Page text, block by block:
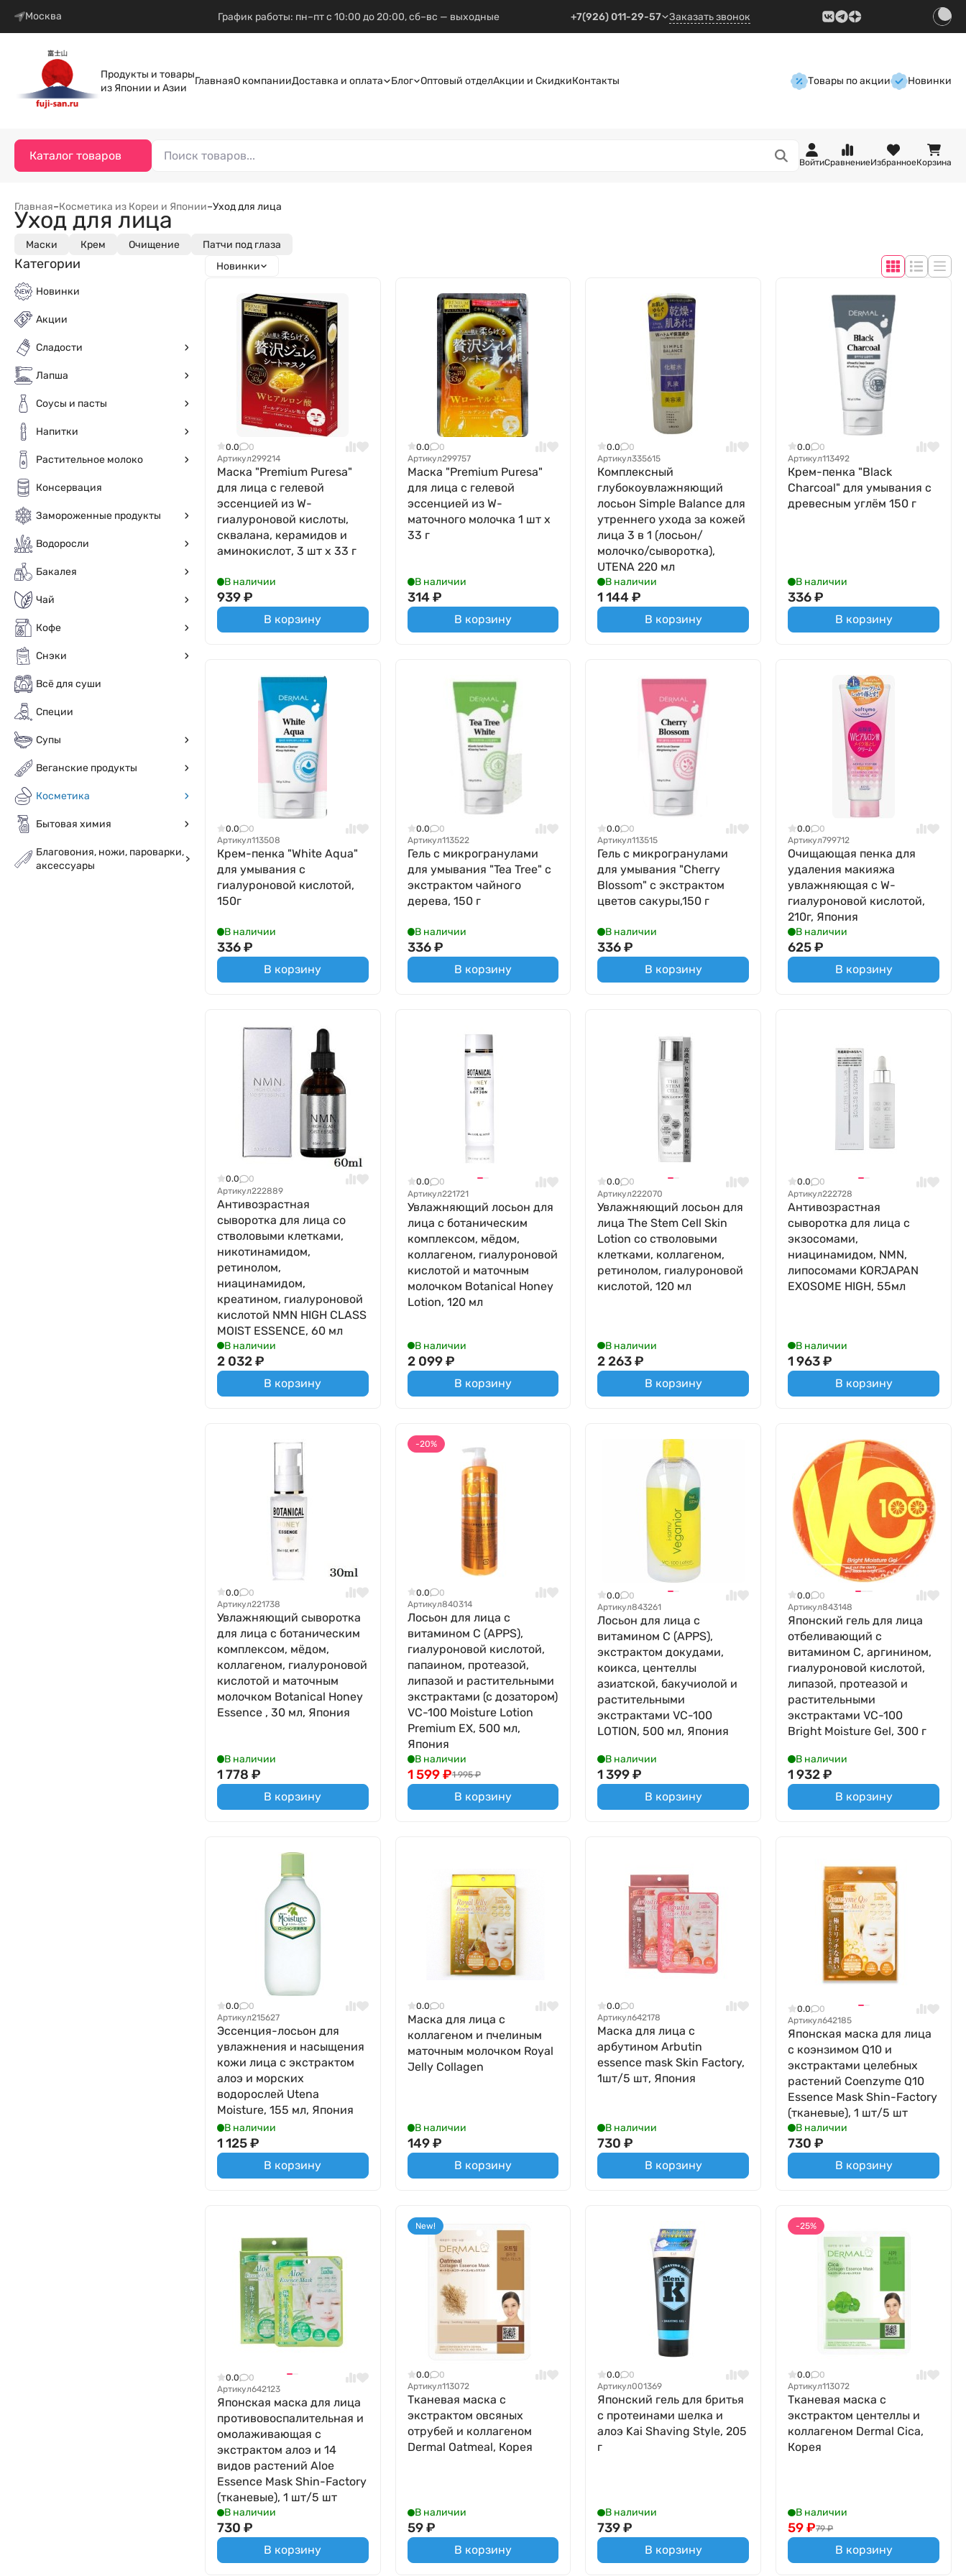
Москва График работы: пн–пт с 10:00 до 20:00, сб–вс — выходные +7(926) 011-29-57 Заказать звонок
Продукты и товары
из Японии и Азии
ГлавнаяО компанииДоставка и оплата Блог Оптовый отделАкции и СкидкиКонтакты Товары по акции Новинки
Каталог товаров
ВойтиСравнениеИзбранноеКорзина
Главная–Косметика из Кореи и Японии–Уход для лица
Уход для лица
Маски Крем Очищение
Патчи под глаза
Новинки
0.0
0
Артикул299214
Маска "Premium Puresa"
для лица с гелевой
эссенцией из W-
гиалуроновой кислоты,
сквалана, керамидов и
аминокислот, 3 шт х 33 г
В наличии
939₽
В корзину
0.0
0
Артикул299757
Маска "Premium Puresa"
для лица с гелевой
эссенцией из W-
маточного молочка 1 шт х
33 г
В наличии
314 ₽
В корзину
0.0
0
Артикул335615
Комплексный
глубокоувлажняющий
лосьон Simple Balance для
утреннего ухода за кожей
лица 3 в 1 (лосьон/
молочко/сыворотка),
UTENA 220 мл
В наличии
1 144₽
В корзину
0.0
0
Артикул113492
Крем-пенка "Black
Charcoal" для умывания с
древесным углём 150 г
В наличии
336₽
В корзину
0.0
0
Артикул113508
Крем-пенка "White Aqua"
для умывания с
гиалуроновой кислотой,
150г
В наличии
336₽
В корзину
0.0
0
Артикул113522
Гель с микрогранулами
для умывания "Tea Tree" с
экстрактом чайного
дерева, 150 г
В наличии
336 ₽
В корзину
0.0
0
Артикул113515
Гель с микрогранулами
для умывания "Cherry
Blossom" с экстрактом
цветов сакуры,150 г
В наличии
336₽
В корзину
0.0
0
Артикул799712
Очищающая пенка для
удаления макияжа
увлажняющая с W-
гиалуроновой кислотой,
210г, Япония
В наличии
625₽
В корзину
0.0
0
Артикул222889
Антивозрастная
сыворотка для лица со
стволовыми клетками,
никотинамидом,
ретинолом,
ниацинамидом,
креатином, гиалуроновой
кислотой NMN HIGH CLASS
MOIST ESSENCE, 60 мл
В наличии
2 032₽
В корзину
0.0
0
Артикул221721
Увлажняющий лосьон для
лица с ботаническим
комплексом, мёдом,
коллагеном, гиалуроновой
кислотой и маточным
молочком Botanical Honey
Lotion, 120 мл
В наличии
2 099 ₽
В корзину
0.0
0
Артикул222070
Увлажняющий лосьон для
лица The Stem Cell Skin
Lotion со стволовыми
клетками, коллагеном,
ретинолом, гиалуроновой
кислотой, 120 мл
В наличии
2 263₽
В корзину
0.0
0
Артикул222728
Антивозрастная
сыворотка для лица с
экзосомами,
ниацинамидом, NMN,
липосомами KORJAPAN
EXOSOME HIGH, 55мл
В наличии
1 963₽
В корзину
0.0
0
Артикул221738
Увлажняющий сыворотка
для лица с ботаническим
комплексом, мёдом,
коллагеном, гиалуроновой
кислотой и маточным
молочком Botanical Honey
Essence , 30 мл, Япония
В наличии
1 778 ₽
В корзину
-20%
0.0
0
Артикул840314
Лосьон для лица с
витамином С (APPS),
гиалуроновой кислотой,
папаином, протеазой,
липазой и растительными
экстрактами (с дозатором)
VC-100 Moisture Lotion
Premium EX, 500 мл,
Япония
В наличии
1 995 ₽
1 599 ₽
В корзину
0.0
0
Артикул843261
Лосьон для лица с
витамином С (APPS),
экстрактом докудами,
коикса, центеллы
азиатской, бакучиолой и
растительными
экстрактами VC-100
LOTION, 500 мл, Япония
В наличии
1 399₽
В корзину
0.0
0
Артикул843148
Японский гель для лица
отбеливающий с
витамином С, аргинином,
гиалуроновой кислотой,
липазой, протеазой и
растительными
экстрактами VC-100
Bright Moisture Gel, 300 г
В наличии
1 932₽
В корзину
0.0
0
Артикул215627
Эссенция-лосьон для
увлажнения и насыщения
кожи лица с экстрактом
алоэ и морских
водорослей Utena
Moisture, 155 мл, Япония
В наличии
1 125₽
В корзину
0.0 0
Маска для лица с
коллагеном и пчелиным
маточным молочком Royal
Jelly Collagen
В наличии
149 ₽
В корзину
0.0
0
Артикул642178
Маска для лица с
арбутином Arbutin
essence mask Skin Factory,
1шт/5 шт, Япония
В наличии
730 ₽
В корзину
0.0
0
Артикул642185
Японская маска для лица
с коэнзимом Q10 и
экстрактами целебных
растений Coenzyme Q10
Essence Mask Shin-Factory
(тканевые), 1 шт/5 шт
В наличии
730 ₽
В корзину
0.0
0
Артикул642123
Японская маска для лица
противовоспалительная и
омолаживающая с
экстрактом алоэ и 14
видов растений Aloe
Essence Mask Shin-Factory
(тканевые), 1 шт/5 шт
В наличии
730 ₽
В корзину
New!
0.0
0
Артикул113072
Тканевая маска с
экстрактом овсяных
отрубей и коллагеном
Dermal Oatmeal, Корея
В наличии
59 ₽
В корзину
0.0
0
Артикул001369
Японский гель для бритья
с протеинами шелка и
алоэ Kai Shaving Style, 205
г
В наличии
739₽
В корзину
-25%
0.0
0
Артикул113072
Тканевая маска с
экстрактом центеллы и
коллагеном Dermal Cica,
Корея
В наличии
79 ₽
59₽
В корзину
Категории
Новинки
Акции
Сладости
Лапша
Соусы и пасты
Напитки
Растительное молоко
Консервация
Замороженные продукты
Водоросли
Бакалея
Чай
Кофе
Снэки
Всё для суши
Специи
Супы
Веганские продукты
Косметика
Бытовая химия
Благовония, ножи, пароварки,
аксессуары